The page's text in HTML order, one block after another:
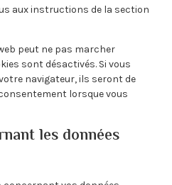
aux instructions de la section
peut ne pas marcher
sont désactivés. Si vous
navigateur, ils seront de
lorsque vous
les données